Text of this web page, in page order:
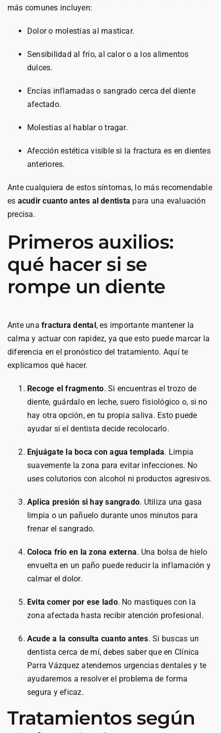
más comunes incluyen:
Dolor o molestias al masticar.
Sensibilidad al frío, al calor o a los alimentos
dulces.
Encías inflamadas o sangrado cerca del diente
afectado.
Molestias al hablar o tragar.
Afección estética visible si la fractura es en dientes
anteriores.
Ante cualquiera de estos síntomas, lo más recomendable
es acudir cuanto antes al dentista para una evaluación
precisa.
Primeros auxilios:
qué hacer si se
rompe un diente
Ante una fractura dental , es importante mantener la
calma y actuar con rapidez, ya que esto puede marcar la
diferencia en el pronóstico del tratamiento. Aquí te
explicamos qué hacer.
Recoge el fragmento. Si encuentras el trozo de
diente, guárdalo en leche, suero fisiológico o, si no
hay otra opción, en tu propia saliva. Esto puede
ayudar si el dentista decide recolocarlo.
Enjuágate la boca con agua templada. Limpia
suavemente la zona para evitar infecciones. No
uses colutorios con alcohol ni productos agresivos.
Aplica presión si hay sangrado. Utiliza una gasa
limpia o un pañuelo durante unos minutos para
frenar el sangrado.
Coloca frío en la zona externa. Una bolsa de hielo
envuelta en un paño puede reducir la inflamación y
calmar el dolor.
Evita comer por ese lado. No mastiques con la
zona afectada hasta recibir atención profesional.
Acude a la consulta cuanto antes. Si buscas un
dentista cerca de mí, debes saber que en Clínica
Parra Vázquez atendemos urgencias dentales y te
ayudaremos a resolver el problema de forma
segura y eficaz.
Tratamientos según